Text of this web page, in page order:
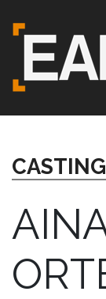
CASTING